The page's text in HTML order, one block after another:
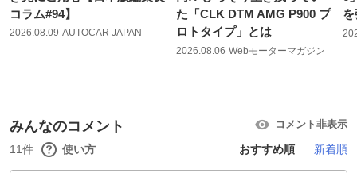
コラム#94】
2026.08.09 AUTOCAR JAPAN
た「CLK DTM AMG P900 プ
ロトタイプ」とは
2026.08.06 Webモーターマガジン
みんなのコメント コメント非表示
11件 使い方 おすすめ順 新着順